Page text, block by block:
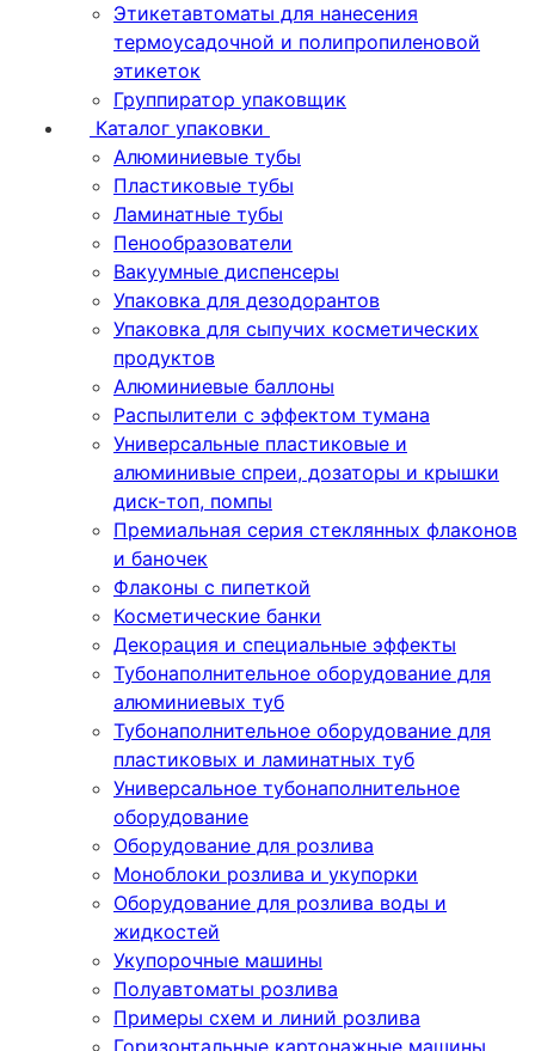
Этикетавтоматы для нанесения
термоусадочной и полипропиленовой
этикеток
Группиратор упаковщик
Каталог упаковки
Алюминиевые тубы
Пластиковые тубы
Ламинатные тубы
Пенообразователи
Вакуумные диспенсеры
Упаковка для дезодорантов
Упаковка для сыпучих косметических
продуктов
Алюминиевые баллоны
Распылители с эффектом тумана
Универсальные пластиковые и
алюминивые спреи, дозаторы и крышки
диск-топ, помпы
Премиальная серия стеклянных флаконов
и баночек
Флаконы с пипеткой
Косметические банки
Декорация и специальные эффекты
Тубонаполнительное оборудование для
алюминиевых туб
Тубонаполнительное оборудование для
пластиковых и ламинатных туб
Универсальное тубонаполнительное
оборудование
Оборудование для розлива
Моноблоки розлива и укупорки
Оборудование для розлива воды и
жидкостей
Укупорочные машины
Полуавтоматы розлива
Примеры схем и линий розлива
Горизонтальные картонажные машины